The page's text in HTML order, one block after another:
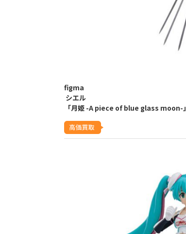
figma
シエル
「月姫 -A piece of blue glass moon-」